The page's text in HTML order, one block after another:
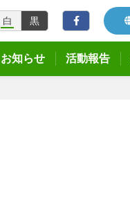
白 黒
お知らせ 活動報告